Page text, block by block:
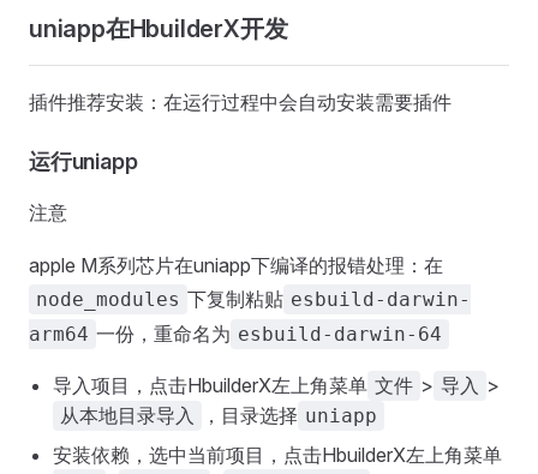
uniapp在HbuilderX开发
插件推荐安装：在运行过程中会自动安装需要插件
运行uniapp
注意
apple M系列芯片在uniapp下编译的报错处理：在
node_modules 下复制粘贴 esbuild-darwin-
arm64 一份，重命名为 esbuild-darwin-64
导入项目，点击HbuilderX左上角菜单 文件 > 导入 >
从本地目录导入 ，目录选择 uniapp
安装依赖，选中当前项目，点击HbuilderX左上角菜单